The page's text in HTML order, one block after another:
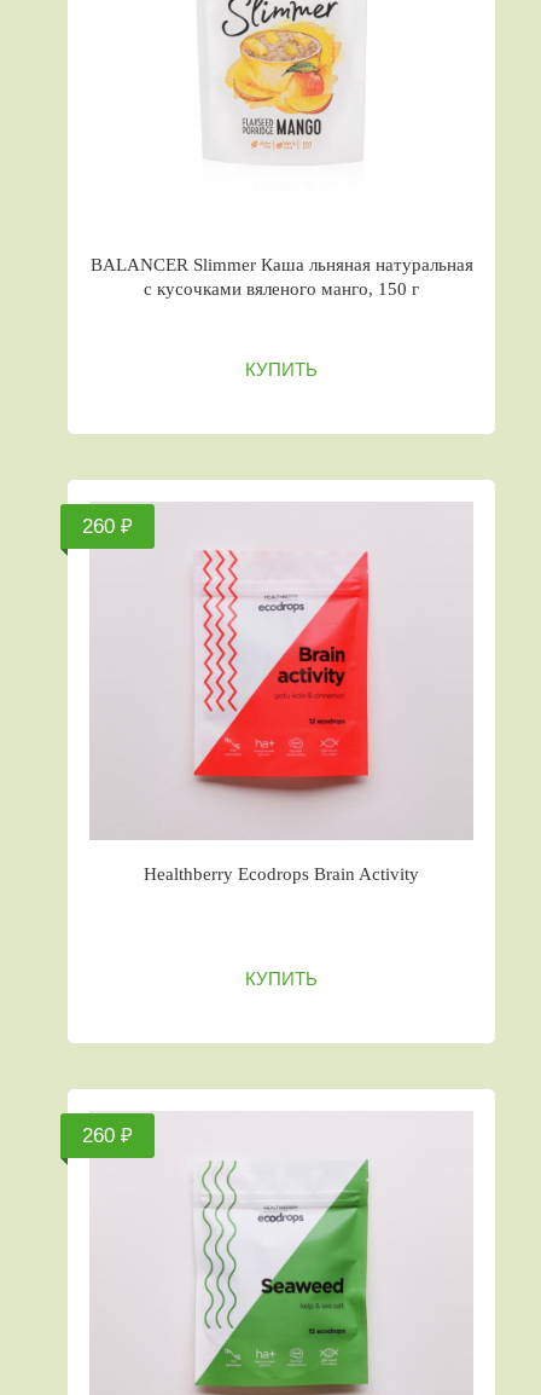
BALANCER Slimmer Каша льняная натуральная
с кусочками вяленого манго, 150 г
КУПИТЬ
260 ₽
Healthberry Ecodrops Brain Activity
КУПИТЬ
260 ₽